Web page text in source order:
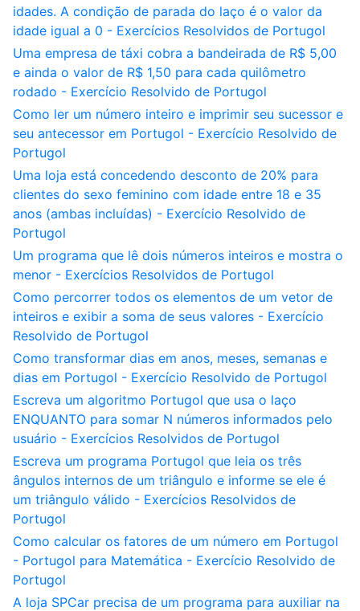
idades. A condição de parada do laço é o valor da
idade igual a 0 - Exercícios Resolvidos de Portugol
Uma empresa de táxi cobra a bandeirada de R$ 5,00
e ainda o valor de R$ 1,50 para cada quilômetro
rodado - Exercício Resolvido de Portugol
Como ler um número inteiro e imprimir seu sucessor e
seu antecessor em Portugol - Exercício Resolvido de
Portugol
Uma loja está concedendo desconto de 20% para
clientes do sexo feminino com idade entre 18 e 35
anos (ambas incluídas) - Exercício Resolvido de
Portugol
Um programa que lê dois números inteiros e mostra o
menor - Exercícios Resolvidos de Portugol
Como percorrer todos os elementos de um vetor de
inteiros e exibir a soma de seus valores - Exercício
Resolvido de Portugol
Como transformar dias em anos, meses, semanas e
dias em Portugol - Exercício Resolvido de Portugol
Escreva um algoritmo Portugol que usa o laço
ENQUANTO para somar N números informados pelo
usuário - Exercícios Resolvidos de Portugol
Escreva um programa Portugol que leia os três
ângulos internos de um triângulo e informe se ele é
um triângulo válido - Exercícios Resolvidos de
Portugol
Como calcular os fatores de um número em Portugol
- Portugol para Matemática - Exercício Resolvido de
Portugol
A loja SPCar precisa de um programa para auxiliar na